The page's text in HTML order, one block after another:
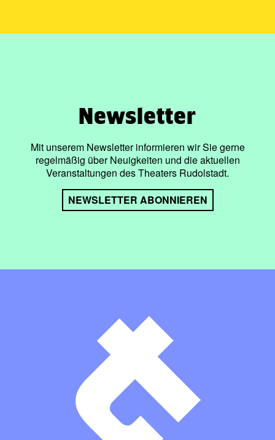
Newsletter
Mit unserem Newsletter informieren wir Sie gerne
regelmäßig über Neuigkeiten und die aktuellen
Veranstaltungen des Theaters Rudolstadt.
NEWSLETTER ABONNIEREN